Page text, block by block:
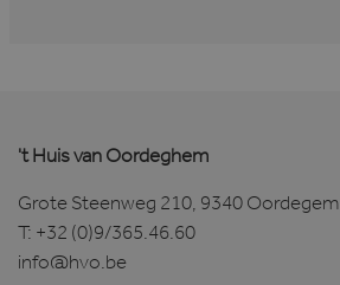
't Huis van Oordeghem
Grote Steenweg 210, 9340 Oordegem
T: +32 (0)9/365.46.60
info@hvo.be